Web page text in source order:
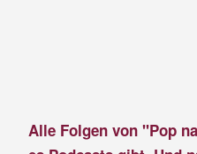
Alle Folgen von "Pop